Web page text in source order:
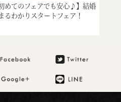
場コーディネート
タニティ・お急ぎ婚相談
初めてのフェアでも安心♪】結婚
るわかりスタートフェア！